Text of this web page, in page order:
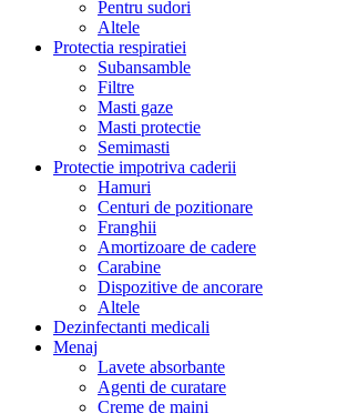
Pentru sudori
Altele
Protectia respiratiei
Subansamble
Filtre
Masti gaze
Masti protectie
Semimasti
Protectie impotriva caderii
Hamuri
Centuri de pozitionare
Franghii
Amortizoare de cadere
Carabine
Dispozitive de ancorare
Altele
Dezinfectanti medicali
Menaj
Lavete absorbante
Agenti de curatare
Creme de maini